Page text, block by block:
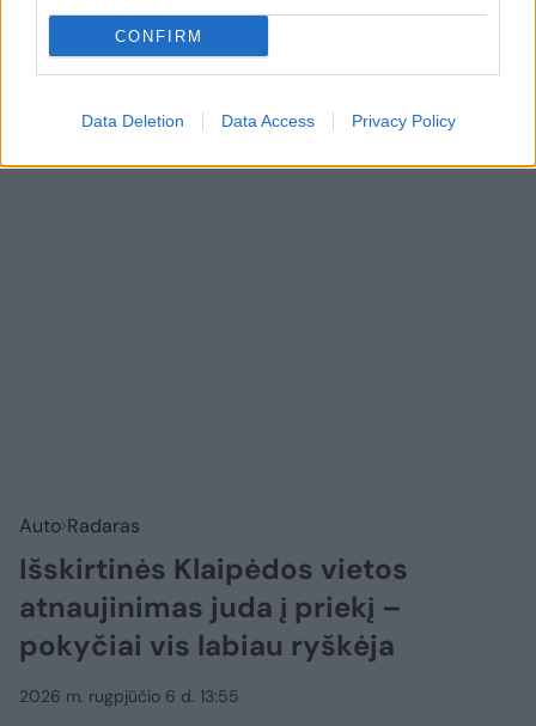
CONFIRM
Data Deletion Data Access Privacy Policy
Rodyti komentarus
Auto Radaras
Išskirtinės Klaipėdos vietos
atnaujinimas juda į priekį –
pokyčiai vis labiau ryškėja
2026 m. rugpjūčio 6 d. 13:55